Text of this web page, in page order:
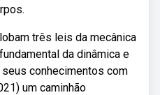
três leis da mecânica
da dinâmica e
conhecimentos com
um caminhão